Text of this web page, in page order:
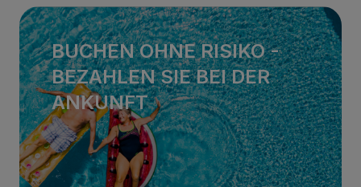
BUCHEN OHNE RISIKO -
BEZAHLEN SIE BEI ​​DER
ANKUNFT